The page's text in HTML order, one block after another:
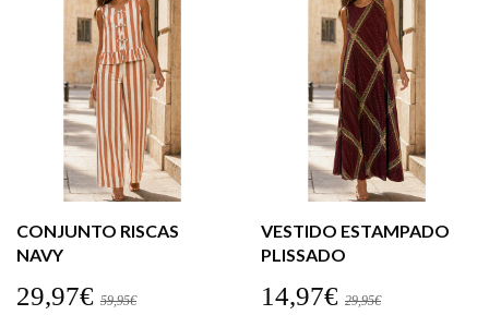
CONJUNTO RISCAS
NAVY
29,97€ 59,95€
VESTIDO ESTAMPADO
PLISSADO
14,97€ 29,95€